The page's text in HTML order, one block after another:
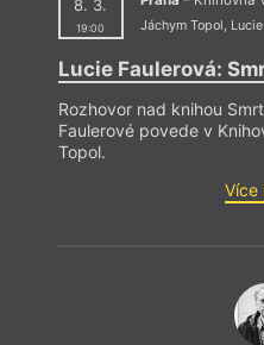
8. 3.
19:00 Jáchym Topol ,
Lucie Faulerová:
Rozhovor nad knihou
Faulerové povede v
Topol.
Více